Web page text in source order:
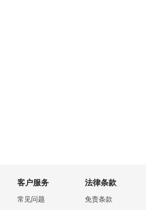
客户服务
常见问题
法律条款
免责条款